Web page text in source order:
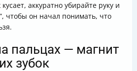
кусает, аккуратно убирайте руку и
чтобы он начал понимать, что
пальцах — магнит
зубок